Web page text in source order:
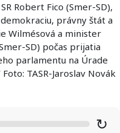
Robert Fico (Smer-SD),
právny štát a
Wilmésová a minister
SD) počas prijatia
parlamentu na Úrade
TASR-Jaroslav Novák
↻